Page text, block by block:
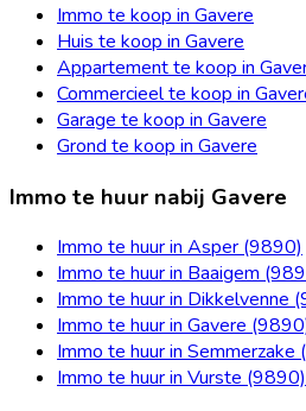
Immo te koop in Gavere
Huis te koop in Gavere
Appartement te koop in
Commercieel te koop in
Garage te koop in Gavere
Grond te koop in Gavere
Immo te huur nabij Gavere
Immo te huur in Asper (9890)
Immo te huur in Baaigem
Immo te huur in Dikkelvenne
Immo te huur in Gavere
Immo te huur in Semmerzake
Immo te huur in Vurste (9890)